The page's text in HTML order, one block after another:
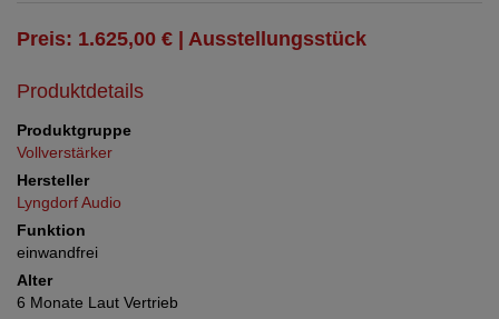
Preis: 1.625,00 € | Ausstellungsstück
Produktdetails
Produktgruppe
Vollverstärker
Hersteller
Lyngdorf Audio
Funktion
einwandfrei
Alter
6 Monate Laut Vertrieb